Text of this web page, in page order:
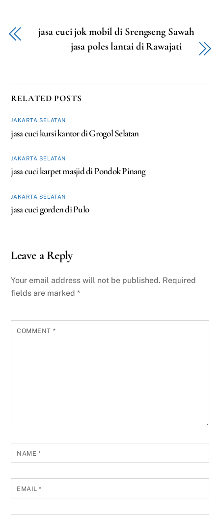
jasa cuci jok mobil di Srengseng Sawah
jasa poles lantai di Rawajati
RELATED POSTS
JAKARTA SELATAN
jasa cuci kursi kantor di Grogol Selatan
JAKARTA SELATAN
jasa cuci karpet masjid di Pondok Pinang
JAKARTA SELATAN
jasa cuci gorden di Pulo
Leave a Reply
Your email address will not be published. Required
fields are marked*
COMMENT *
NAME *
EMAIL*